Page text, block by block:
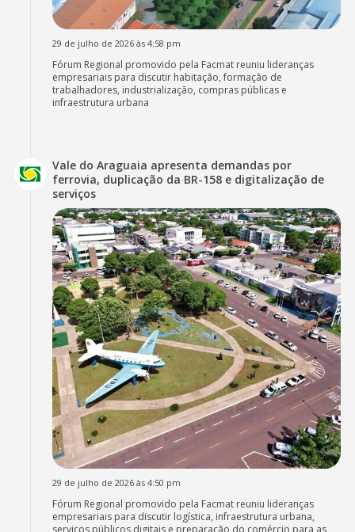
29 de julho de 2026 às 4:58 pm
Fórum Regional promovido pela Facmat reuniu lideranças
empresariais para discutir habitação, formação de
trabalhadores, industrialização, compras públicas e
infraestrutura urbana
Vale do Araguaia apresenta demandas por
ferrovia, duplicação da BR-158 e digitalização de
serviços
29 de julho de 2026 às 4:50 pm
Fórum Regional promovido pela Facmat reuniu lideranças
empresariais para discutir logística, infraestrutura urbana,
serviços públicos digitais e preparação do comércio para as